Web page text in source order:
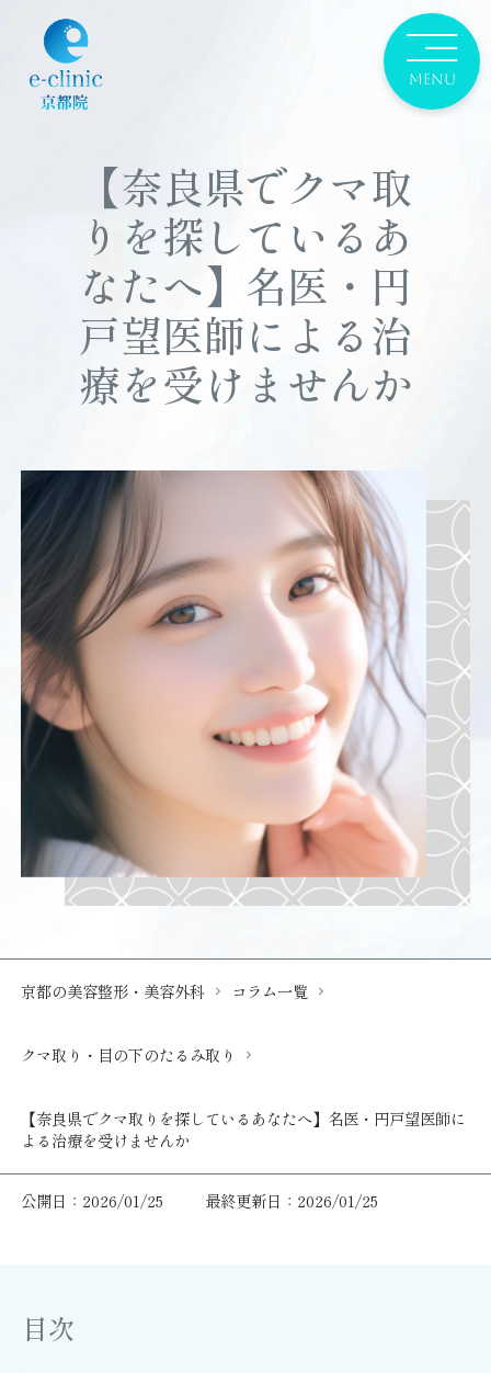
【奈良県でクマ取
りを探しているあ
なたへ】名医・円
戸望医師による治
療を受けませんか
京都の美容整形・美容外科 コラム一覧
クマ取り・目の下のたるみ取り
【奈良県でクマ取りを探しているあなたへ】名医・円戸望医師に
よる治療を受けませんか
公開日：2026/01/25 最終更新日：2026/01/25
目次